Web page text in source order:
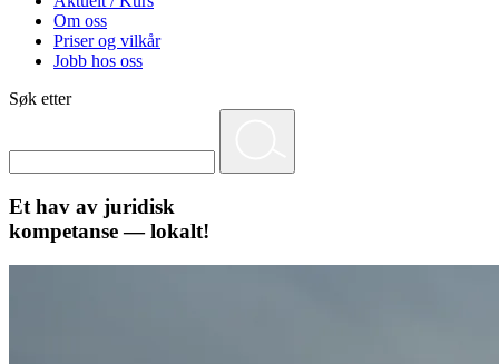
Om oss
Priser og vilkår
Jobb hos oss
Søk etter
Et hav av juridisk
kompetanse — lokalt!